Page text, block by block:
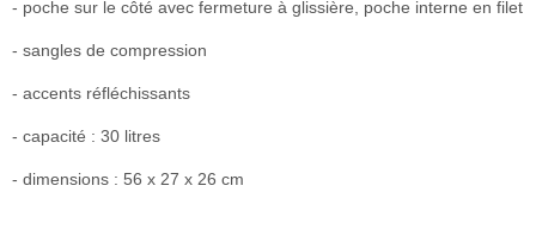
- poche sur le côté avec fermeture à glissière, poche interne en filet
- sangles de compression
- accents réfléchissants
- capacité : 30 litres
- dimensions : 56 x 27 x 26 cm